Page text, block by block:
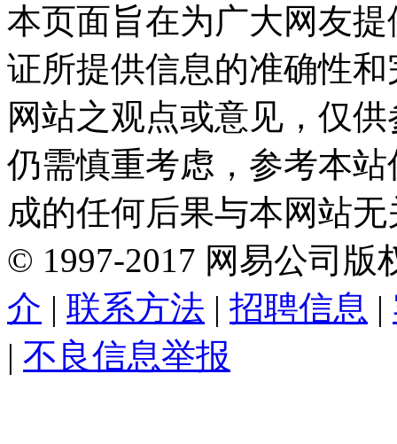
本页面旨在为广大网友
证所提供信息的准确性
网站之观点或意见，仅
仍需慎重考虑，参考本
成的任何后果与本网站
© 1997-2017 网易公司版
介 | 联系方法 | 招聘信息 |
| 不良信息举报